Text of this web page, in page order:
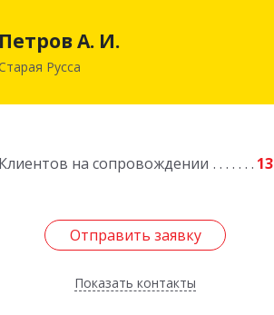
Петров А. И.
Русса
Клиентов на сопровождении 13
Отправить заявку
Показать контакты
Старая Русса, пер.Волотовский, д.23
Отправить заявку
Назад